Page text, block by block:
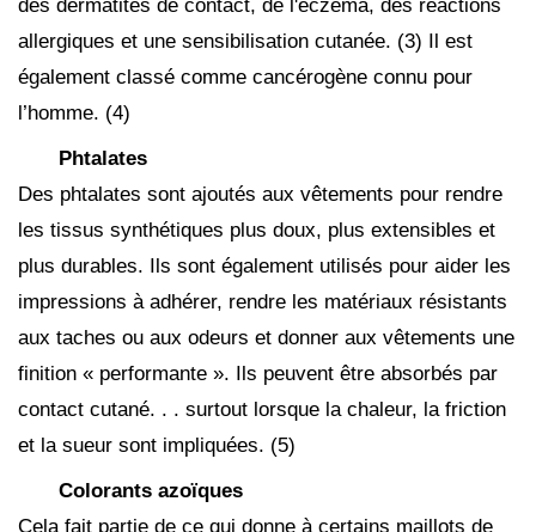
des dermatites de contact, de l'eczéma, des réactions
allergiques et une sensibilisation cutanée. (3) Il est
également classé comme cancérogène connu pour
l’homme. (4)
Phtalates
Des phtalates sont ajoutés aux vêtements pour rendre
les tissus synthétiques plus doux, plus extensibles et
plus durables. Ils sont également utilisés pour aider les
impressions à adhérer, rendre les matériaux résistants
aux taches ou aux odeurs et donner aux vêtements une
finition « performante ». Ils peuvent être absorbés par
contact cutané. . . surtout lorsque la chaleur, la friction
et la sueur sont impliquées. (5)
Colorants azoïques
Cela fait partie de ce qui donne à certains maillots de